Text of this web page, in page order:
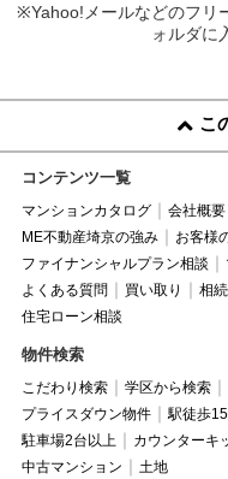
※Yahoo!メールなどのフリ
ォルダに
こ
コンテンツ一覧
マンションカタログ 会社概要
ME不動産埼京の強み
お客様
ファイナンシャルプラン相談
よくある質問
買い取り 相
住宅ローン相談
物件検索
こだわり検索 学区から検索
プライスダウン物件
駅徒歩
駐車場2台以上
カウンターキ
中古マンション
土地